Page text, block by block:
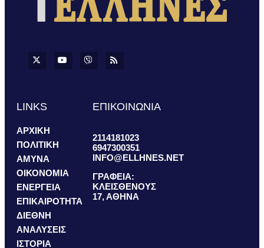
LINKS
ΑΡΧΙΚΗ
ΠΟΛΙΤΙΚΗ
ΑΜΥΝΑ
ΟΙΚΟΝΟΜΙΑ
ΕΝΕΡΓΕΙΑ
ΕΠΙΚΑΙΡΟΤΗΤΑ
ΔΙΕΘΝΗ
ΑΝΑΛΥΣΕΙΣ
ΙΣΤΟΡΙΑ
ΕΠΙΚΟΙΝΩΝΙΑ
2114181023
6947300351
INFO@ELLHNES.NET
ΓΡΑΦΕΙΑ:
ΚΛΕΙΣΘΕΝΟΥΣ
17, ΑΘΗΝΑ